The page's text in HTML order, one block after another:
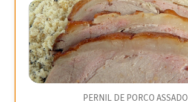
PERNIL DE PORCO ASSADO